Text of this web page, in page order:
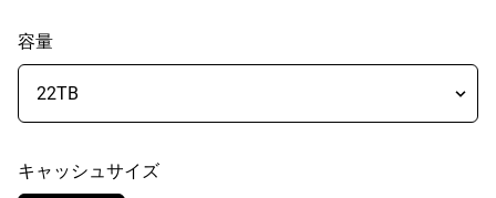
容量
キャッシュサイズ